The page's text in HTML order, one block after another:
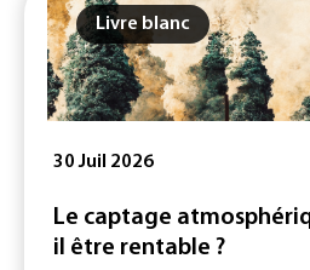
Livre blanc
30 Juil 2026
Le captage
il être rentable ?